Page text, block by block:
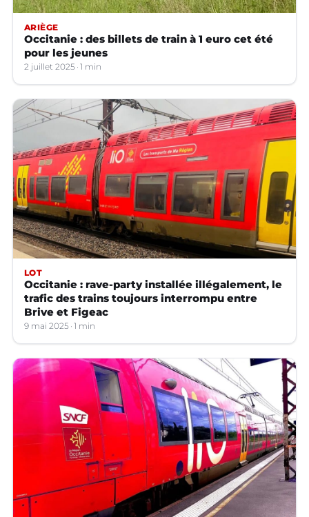
ARIÈGE
Occitanie : des billets de train à 1 euro cet été
pour les jeunes
2 juillet 2025 1 min
LOT
Occitanie : rave-party installée illégalement, le
trafic des trains toujours interrompu entre
Brive et Figeac
9 mai 2025 1 min